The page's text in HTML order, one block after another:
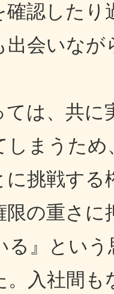
確認した
出会いな
は、共に
しまうた
に挑戦す
限の重さ
る』とい
。入社間